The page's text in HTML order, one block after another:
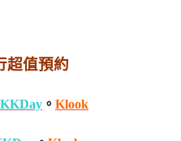
超值預約
KKDay 。 Klook